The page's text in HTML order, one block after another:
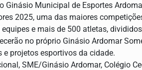
Ginásio Municipal de Esportes
2025, uma das maiores
e mais de 500 atletas,
no próprio Ginásio Ardomar
projetos esportivos da cidade.
SME/Ginásio Ardomar, Colégio